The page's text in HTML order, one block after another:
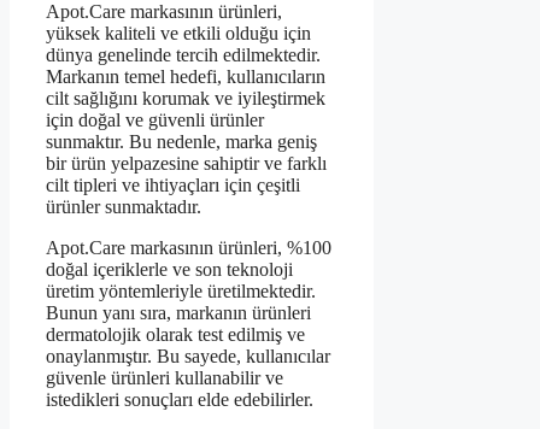
Apot.Care markasının ürünleri,
yüksek kaliteli ve etkili olduğu için
dünya genelinde tercih edilmektedir.
Markanın temel hedefi, kullanıcıların
cilt sağlığını korumak ve iyileştirmek
için doğal ve güvenli ürünler
sunmaktır. Bu nedenle, marka geniş
bir ürün yelpazesine sahiptir ve farklı
cilt tipleri ve ihtiyaçları için çeşitli
ürünler sunmaktadır.
Apot.Care markasının ürünleri, %100
doğal içeriklerle ve son teknoloji
üretim yöntemleriyle üretilmektedir.
Bunun yanı sıra, markanın ürünleri
dermatolojik olarak test edilmiş ve
onaylanmıştır. Bu sayede, kullanıcılar
güvenle ürünleri kullanabilir ve
istedikleri sonuçları elde edebilirler.